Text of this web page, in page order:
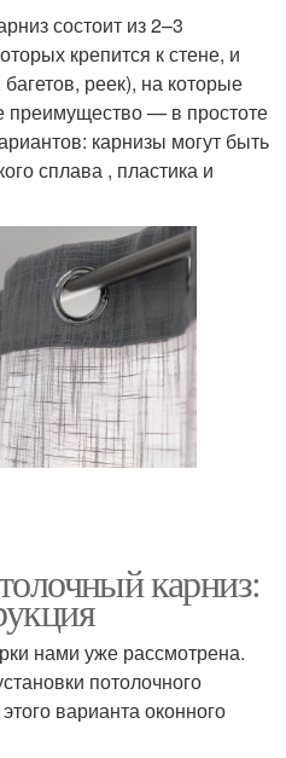
состоит из 2–3
крепится к стене, и
реек), на которые
— в простоте
карнизы могут быть
сплава , пластика и
карниз:
нами уже рассмотрена.
потолочного
варианта оконного